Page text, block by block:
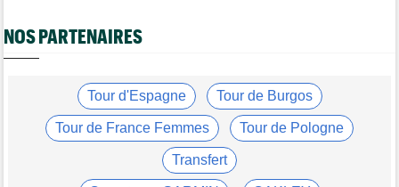
Tour de France Femmes
Horaires et chaînes… La diffusion TV de la 8e étape du Tour
Toon Aerts, blessé, a mis un terme à sa saison 2026
07:53
Transfert
Le Mercato vélo est ouvert... voici toutes les dernières infos
Jakobsen y croit encore : "J'ai de la ressource..."
NOS PARTENAIRES
Tour d'Espagne Tour de Burgos
Tour de France Femmes Tour de Pologne
Transfert